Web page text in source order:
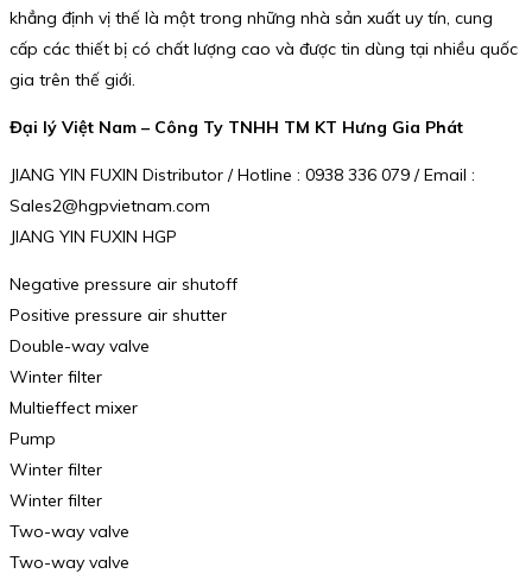
khẳng định vị thế là một trong những nhà sản xuất uy tín, cung
cấp các thiết bị có chất lượng cao và được tin dùng tại nhiều quốc
gia trên thế giới.
Đại lý Việt Nam – Công Ty TNHH TM KT Hưng Gia Phát
JIANG YIN FUXIN Distributor / Hotline : 0938 336 079 / Email :
Sales2@hgpvietnam.com
JIANG YIN FUXIN HGP
Negative pressure air shutoff
Positive pressure air shutter
Double-way valve
Winter filter
Multieffect mixer
Pump
Winter filter
Winter filter
Two-way valve
Two-way valve